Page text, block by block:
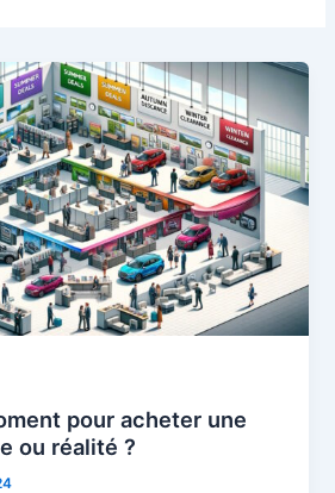
pour acheter une
ou réalité ?